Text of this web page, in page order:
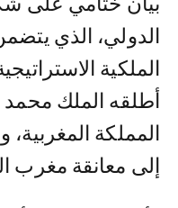
بيان ختامي على
الدولي، الذي
الملكية
أطلقه الملك
المملكة
إلى معانقة مغرب